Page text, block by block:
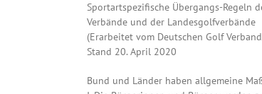
Sportartspezifische Übergangs-Regeln
Verbände und der Landesgolfverbände
(Erarbeitet vom Deutschen Golf
Stand 20. April 2020
Bund und Länder haben allgemeine